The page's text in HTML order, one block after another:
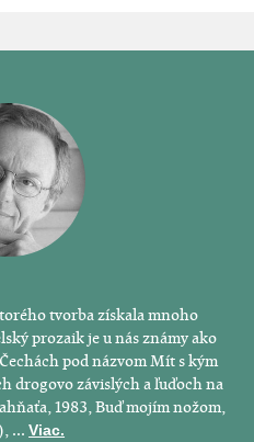
tvorba získala mnoho
prozaik je u nás známy ako
pod názvom Mít s kým
drogovo závislých a ľuďoch na
1983, Buď mojím nožom,
...Viac.